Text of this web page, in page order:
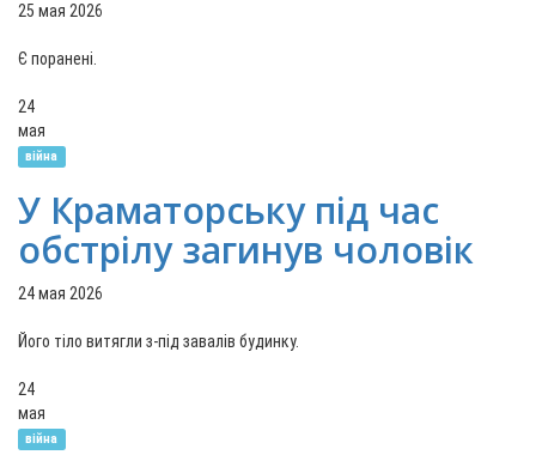
25 мая 2026
Є поранені.
24
мая
війна
У Краматорську під час
обстрілу загинув чоловік
24 мая 2026
Його тіло витягли з-під завалів будинку.
24
мая
війна